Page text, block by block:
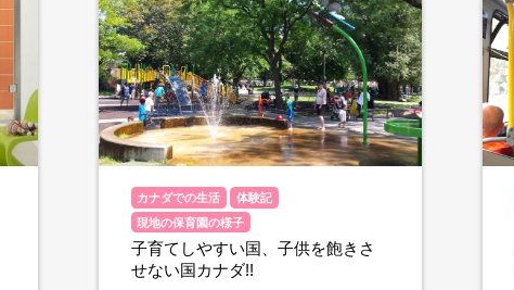
カナダでの生活
体験記
現地の保育園の様子
子育てしやすい国、子供を飽きさ
せない国カナダ!!